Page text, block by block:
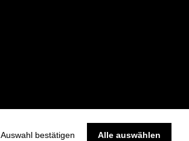
Auswahl bestätigen Alle auswählen